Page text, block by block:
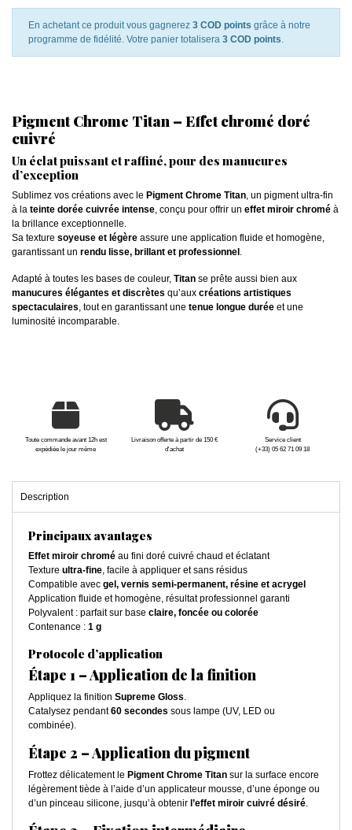
En achetant ce produit vous gagnerez 3 COD points grâce à notre
programme de fidélité. Votre panier totalisera 3 COD points.
Pigment Chrome Titan – Effet chromé doré
cuivré
Un éclat puissant et raffiné, pour des manucures
d’exception
Sublimez vos créations avec le Pigment Chrome Titan, un pigment ultra-fin
à la teinte dorée cuivrée intense, conçu pour offrir un effet miroir chromé à
la brillance exceptionnelle.
Sa texture soyeuse et légère assure une application fluide et homogène,
garantissant un rendu lisse, brillant et professionnel .
Adapté à toutes les bases de couleur, Titan se prête aussi bien aux
manucures élégantes et discrètes qu’aux créations artistiques
spectaculaires, tout en garantissant une tenue longue durée et une
luminosité incomparable.
Toute commande avant 12h est
expédiée le jour même
Livraison offerte à partir de 150 €
d'achat
Service client
(+33) 05 62 71 09 18
Description
Principaux avantages
Effet miroir chromé au fini doré cuivré chaud et éclatant
Texture ultra-fine, facile à appliquer et sans résidus
Compatible avec gel, vernis semi-permanent, résine et acrygel
Application fluide et homogène, résultat professionnel garanti
Polyvalent : parfait sur base claire, foncée ou colorée
Contenance : 1 g
Protocole d’application
Étape 1 – Application de la finition
Appliquez la finition Supreme Gloss.
Catalysez pendant60 secondes sous lampe (UV, LED ou
combinée).
Étape 2 – Application du pigment
Frottez délicatement le Pigment Chrome Titan sur la surface encore
légèrement tiède à l’aide d’un applicateur mousse, d’une éponge ou
d’un pinceau silicone, jusqu’à obtenir l’effet miroir cuivré désiré.